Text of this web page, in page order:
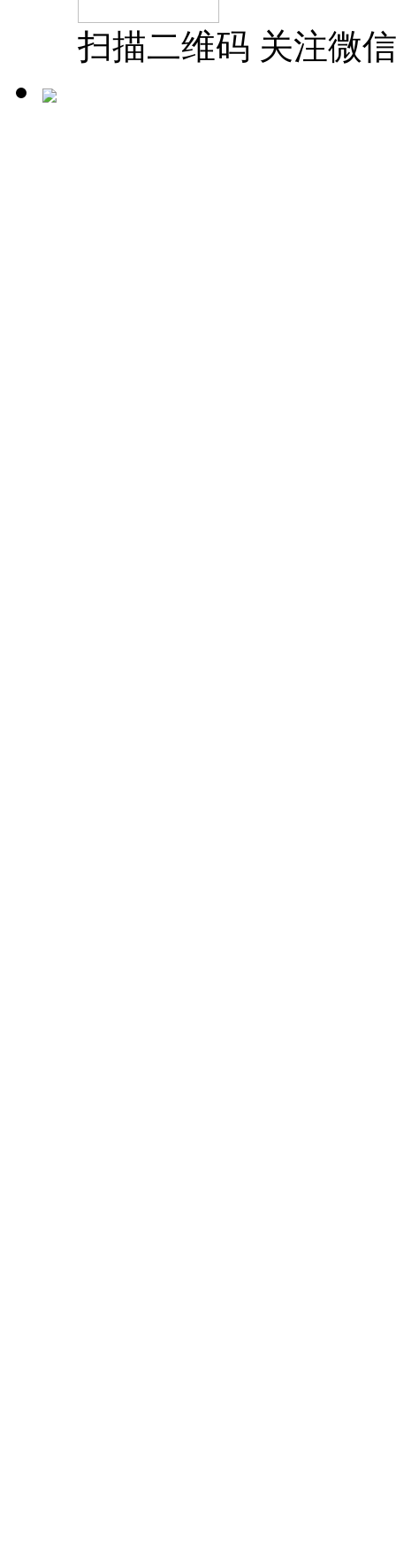
扫描二维码 关注微信